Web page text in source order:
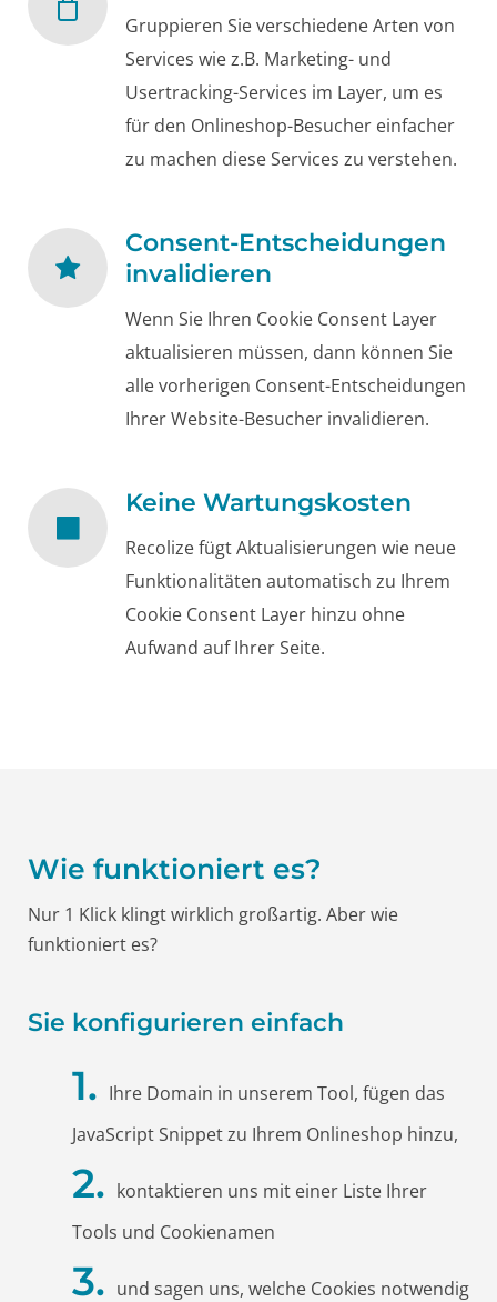
Gruppieren Sie verschiedene Arten von
Services wie z.B. Marketing- und
Usertracking-Services im Layer, um es
für den Onlineshop-Besucher einfacher
zu machen diese Services zu verstehen.
Consent-Entscheidungen
invalidieren
Wenn Sie Ihren Cookie Consent Layer
aktualisieren müssen, dann können Sie
alle vorherigen Consent-Entscheidungen
Ihrer Website-Besucher invalidieren.
Keine Wartungskosten
Recolize fügt Aktualisierungen wie neue
Funktionalitäten automatisch zu Ihrem
Cookie Consent Layer hinzu ohne
Aufwand auf Ihrer Seite.
Wie funktioniert es?
Nur 1 Klick klingt wirklich großartig. Aber wie
funktioniert es?
Sie konfigurieren einfach
Ihre Domain in unserem Tool, fügen das
JavaScript Snippet zu Ihrem Onlineshop hinzu,
kontaktieren uns mit einer Liste Ihrer
Tools und Cookienamen
und sagen uns, welche Cookies notwendig